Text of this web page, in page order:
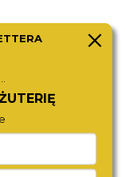
590,-